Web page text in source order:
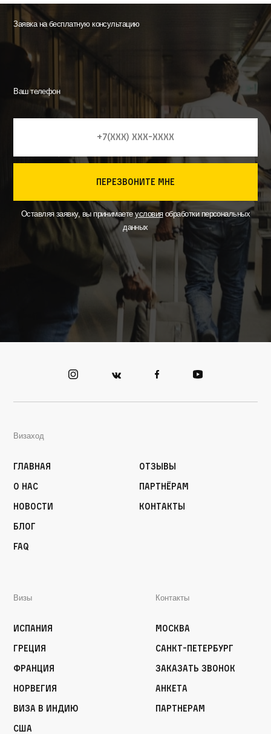
Заявка на бесплатную консультацию
Ваш телефон
перезвоните мне
Оставляя заявку, вы принимаетеусловияобработки персональных
данных
Визаход
Главная
О нас
Новости
Блог
FAQ
Отзывы
Партнёрам
Контакты
Визы
Испания
Греция
Франция
Норвегия
Виза в Индию
США
Контакты
Москва
Санкт-Петербург
Заказать звонок
Анкета
Партнерам